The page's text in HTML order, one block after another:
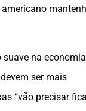
na
ser mais
“vão precisar